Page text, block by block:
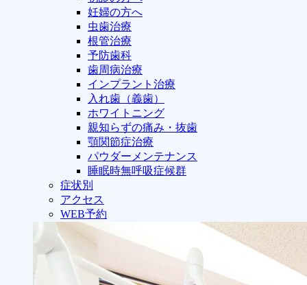
妊婦の方へ
虫歯治療
根管治療
予防歯科
歯周病治療
インプラント治療
入れ歯（義歯）
ホワイトニング
親知らずの痛み・抜歯
顎関節症治療
パウダーメンテナンス
睡眠時無呼吸症候群
症状別
アクセス
WEB予約